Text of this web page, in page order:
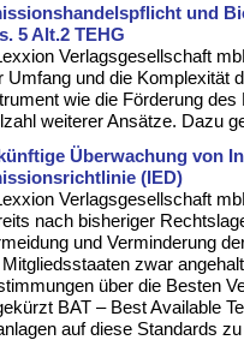
und
5 Alt.2 TEHG
Verlagsgesellschaft
Umfang und die Komplexität
wie die Förderung
weiterer Ansätze. Dazu
Überwachung von
(IED)
Verlagsgesellschaft
nach bisheriger
und Verminderung
zwar
über die Besten
BAT – Best Available
auf diese Standards